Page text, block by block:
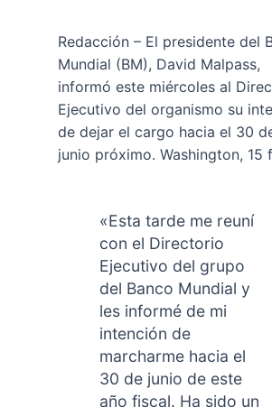
Redacción – El presidente del
Mundial (BM), David Malpass,
informó este miércoles al
Ejecutivo del organismo su
de dejar el cargo hacia el 30
junio próximo. Washington, 15
«Esta tarde me reuní
con el Directorio
Ejecutivo del grupo
del Banco Mundial y
les informé de mi
intención de
marcharme hacia el
30 de junio de este
año fiscal. Ha sido un